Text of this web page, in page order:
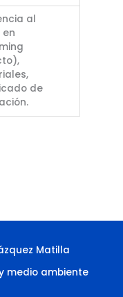
al
en
de
Matilla
medio ambiente